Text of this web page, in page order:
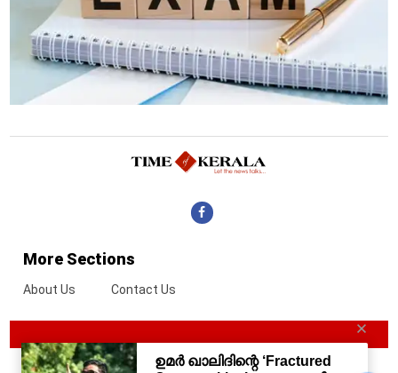
More Sections
About Us Contact Us